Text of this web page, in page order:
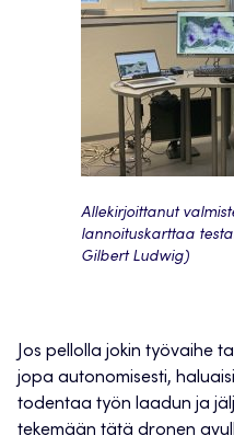
Allekirjoittanut
lannoituskarttaa
Gilbert Ludwig)
Jos pellolla jokin työvaihe
jopa autonomisesti,
todentaa työn laadun ja
tekemään tätä dronen